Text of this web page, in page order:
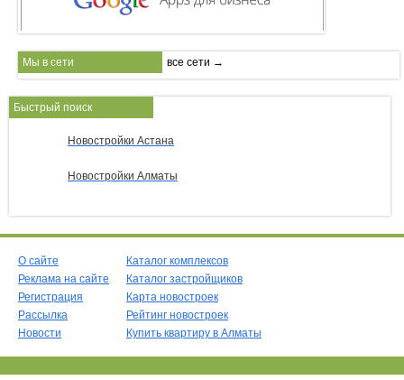
Мы в сети все сети →
Быстрый поиск
Новостройки Астана
Новостройки Алматы
О сайте
Реклама на сайте
Регистрация
Рассылка
Новости
Каталог комплексов
Каталог застройщиков
Карта новостроек
Рейтинг новостроек
Купить квартиру в Алматы